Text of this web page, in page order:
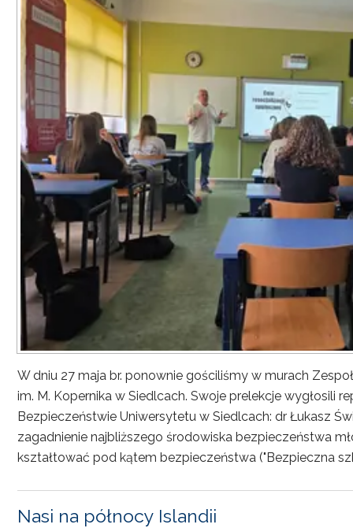
W dniu 27 maja br. ponownie gościliśmy w murach
im. M. Kopernika w Siedlcach. Swoje prelekcje wygłosili
Bezpieczeństwie Uniwersytetu w Siedlcach: dr Łukasz
zagadnienie najbliższego środowiska bezpieczeństwa
kształtować pod kątem bezpieczeństwa ("Bezpieczna
Nasi na północy Islandii